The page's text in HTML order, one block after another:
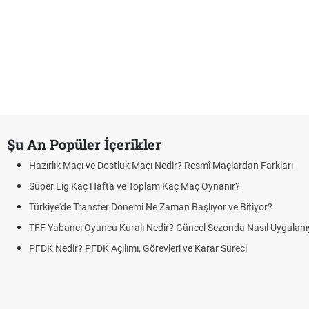
Şu An Popüler İçerikler
Hazırlık Maçı ve Dostluk Maçı Nedir? Resmî Maçlardan Farkları
Süper Lig Kaç Hafta ve Toplam Kaç Maç Oynanır?
Türkiye'de Transfer Dönemi Ne Zaman Başlıyor ve Bitiyor?
TFF Yabancı Oyuncu Kuralı Nedir? Güncel Sezonda Nasıl
PFDK Nedir? PFDK Açılımı, Görevleri ve Karar Süreci